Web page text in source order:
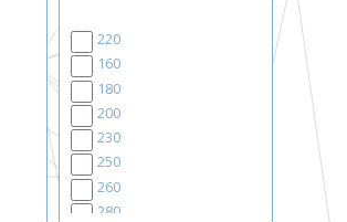
220
160
180
200
230
250
260
280